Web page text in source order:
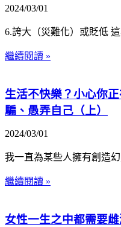
2024/03/01
6.誇大（災難化）或貶低
繼續閱讀 »
生活不快樂？小心你
騙、愚弄自己（上）
2024/03/01
我一直為某些人擁有創造
繼續閱讀 »
女性一生之中都需要